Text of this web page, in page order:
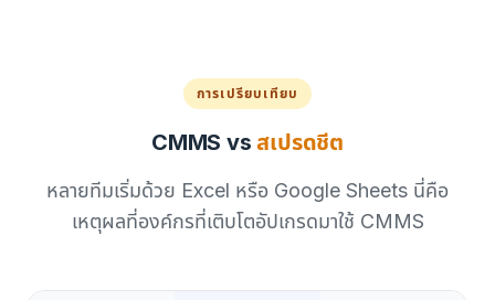
การเปรียบเทียบ
CMMS vsสเปรดชีต
หลายทีมเริ่มด้วย Excel หรือ Google Sheets นี่คือ
เหตุผลที่องค์กรที่เติบโตอัปเกรดมาใช้ CMMS